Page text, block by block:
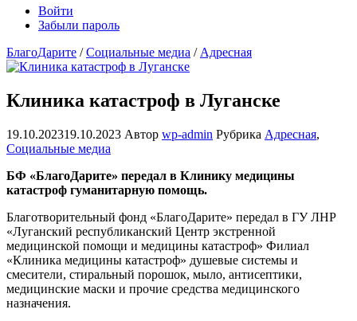
Войти
Забыли пароль
БлагоДарите /Социальные медиа / Адресная
Клиника катастроф в Луганске
19.10.202319.10.2023 Автор wp-admin Рубрика Адресная,
Социальные медиа
БФ «БлагоДарите» передал в Клинику медицины
катастроф гуманитарную помощь.
Благотворительный фонд «БлагоДарите» передал в ГУ ЛНР
«Луганский республиканский Центр экстренной
медицинской помощи и медицины катастроф» Филиал
«Клиника медицины катастроф» душевые системы и
смесители, стиральный порошок, мыло, антисептики,
медицинские маски и прочие средства медицинского
назначения.